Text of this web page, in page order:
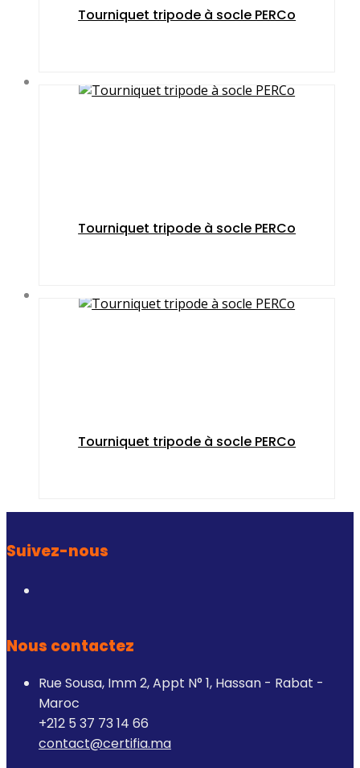
Tourniquet tripode à socle PERCo
Tourniquet tripode à socle PERCo
Tourniquet tripode à socle PERCo
Suivez-nous
Nous contactez
Rue Sousa, Imm 2, Appt N° 1, Hassan - Rabat -
Maroc
+212 5 37 73 14 66
contact@certifia.ma